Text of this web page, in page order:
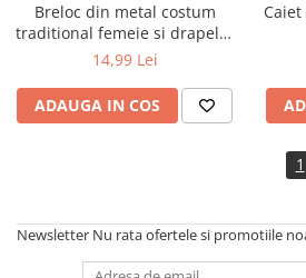
Breloc din metal costum
traditional femeie si drapelul
Romaniei 9 cm
14,99 Lei
ADAUGA IN COS
1
Newsletter Nu rata ofertele si promotiile